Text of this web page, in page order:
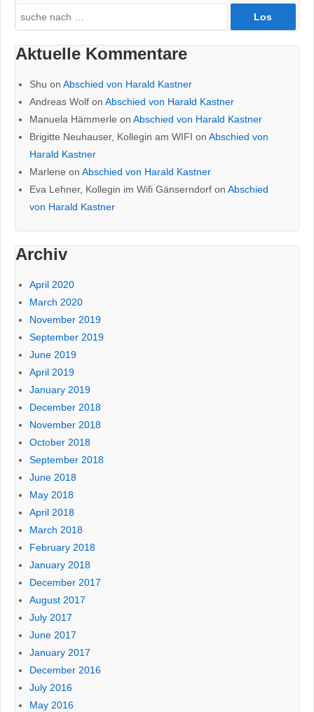
Search
for:
Aktuelle Kommentare
Shu on Abschied von Harald Kastner
Andreas Wolf on Abschied von Harald Kastner
Manuela Hämmerle on Abschied von Harald Kastner
Brigitte Neuhauser, Kollegin am WIFI on Abschied von
Harald Kastner
Marlene on Abschied von Harald Kastner
Eva Lehner, Kollegin im Wifi Gänserndorf on Abschied
von Harald Kastner
Archiv
April 2020
March 2020
November 2019
September 2019
June 2019
April 2019
January 2019
December 2018
November 2018
October 2018
September 2018
June 2018
May 2018
April 2018
March 2018
February 2018
January 2018
December 2017
August 2017
July 2017
June 2017
January 2017
December 2016
July 2016
May 2016